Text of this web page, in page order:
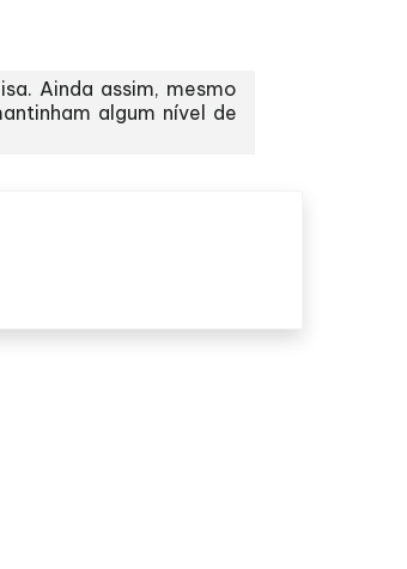
Ainda assim, mesmo
algum nível de